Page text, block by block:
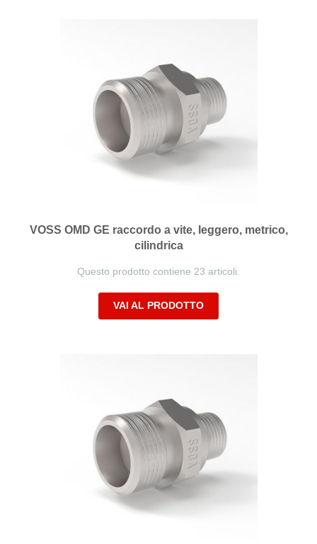
VOSS OMD GE raccordo a vite, leggero, metrico,
cilindrica
Questo prodotto contiene 23 articoli.
VAI AL PRODOTTO